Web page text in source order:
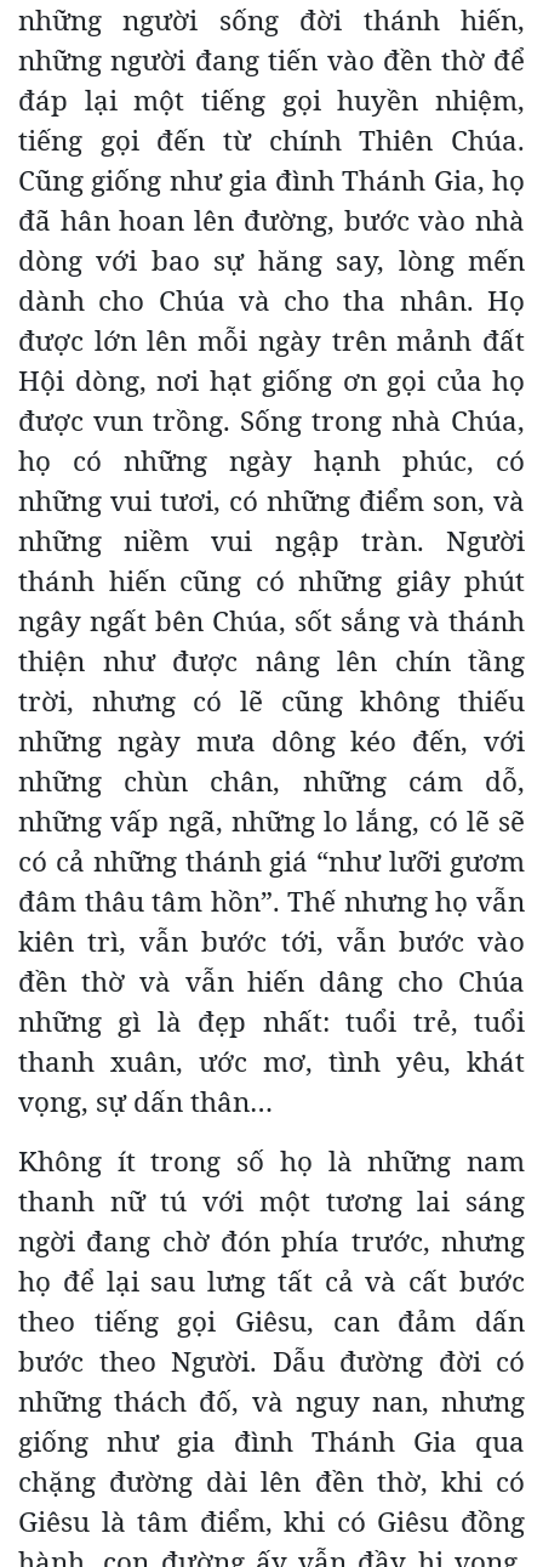
những người sống đời thánh hiến,
những người đang tiến vào đền thờ để
đáp lại một tiếng gọi huyền nhiệm,
tiếng gọi đến từ chính Thiên Chúa.
Cũng giống như gia đình Thánh Gia, họ
đã hân hoan lên đường, bước vào nhà
dòng với bao sự hăng say, lòng mến
dành cho Chúa và cho tha nhân. Họ
được lớn lên mỗi ngày trên mảnh đất
Hội dòng, nơi hạt giống ơn gọi của họ
được vun trồng. Sống trong nhà Chúa,
họ có những ngày hạnh phúc, có
những vui tươi, có những điểm son, và
những niềm vui ngập tràn. Người
thánh hiến cũng có những giây phút
ngây ngất bên Chúa, sốt sắng và thánh
thiện như được nâng lên chín tầng
trời, nhưng có lẽ cũng không thiếu
những ngày mưa dông kéo đến, với
những chùn chân, những cám dỗ,
những vấp ngã, những lo lắng, có lẽ sẽ
có cả những thánh giá “như lưỡi gươm
đâm thâu tâm hồn”. Thế nhưng họ vẫn
kiên trì, vẫn bước tới, vẫn bước vào
đền thờ và vẫn hiến dâng cho Chúa
những gì là đẹp nhất: tuổi trẻ, tuổi
thanh xuân, ước mơ, tình yêu, khát
vọng, sự dấn thân…
Không ít trong số họ là những nam
thanh nữ tú với một tương lai sáng
ngời đang chờ đón phía trước, nhưng
họ để lại sau lưng tất cả và cất bước
theo tiếng gọi Giêsu, can đảm dấn
bước theo Người. Dẫu đường đời có
những thách đố, và nguy nan, nhưng
giống như gia đình Thánh Gia qua
chặng đường dài lên đền thờ, khi có
Giêsu là tâm điểm, khi có Giêsu đồng